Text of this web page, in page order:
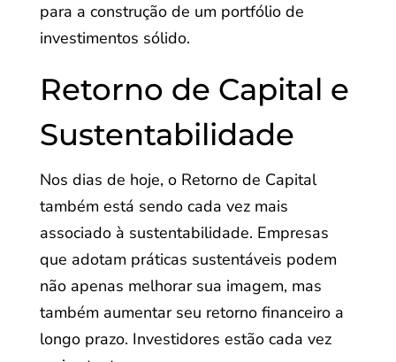
para a construção de um portfólio de
investimentos sólido.
Retorno de Capital e
Sustentabilidade
Nos dias de hoje, o Retorno de Capital
também está sendo cada vez mais
associado à sustentabilidade. Empresas
que adotam práticas sustentáveis podem
não apenas melhorar sua imagem, mas
também aumentar seu retorno financeiro a
longo prazo. Investidores estão cada vez